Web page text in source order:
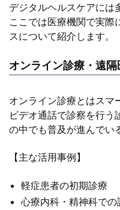
デジタルヘルスケアには
ここでは医療機関で実際
スについて紹介します。
オンライン診療・遠隔
オンライン診療とはスマ
ビデオ通話で診察を行う
の中でも普及が進んでい
【主な活用事例】
軽症患者の初期診療
心療内科・精神科での